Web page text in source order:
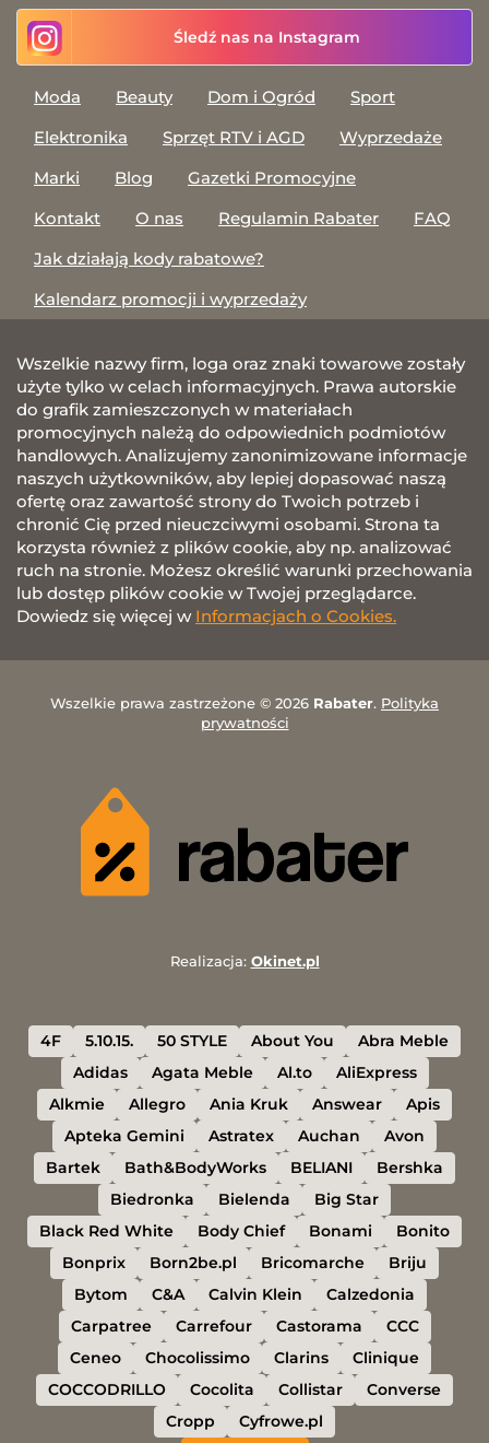
Śledź nas na Instagram
Moda Beauty Dom i Ogród
Sport
Elektronika
Sprzęt RTV i AGD
Wyprzedaże
Marki
Blog
Gazetki Promocyjne
Kontakt
O nas Regulamin Rabater
FAQ
Jak działają kody rabatowe?
Kalendarz promocji i wyprzedaży
Wszelkie nazwy firm, loga oraz znaki towarowe zostały
użyte tylko w celach informacyjnych. Prawa autorskie
do grafik zamieszczonych w materiałach
promocyjnych należą do odpowiednich podmiotów
handlowych. Analizujemy zanonimizowane informacje
naszych użytkowników, aby lepiej dopasować naszą
ofertę oraz zawartość strony do Twoich potrzeb i
chronić Cię przed nieuczciwymi osobami. Strona ta
korzysta również z plików cookie, aby np. analizować
ruch na stronie. Możesz określić warunki przechowania
lub dostęp plików cookie w Twojej przeglądarce.
Dowiedz się więcej w Informacjach o Cookies.
Wszelkie prawa zastrzeżone © 2026 Rabater. Polityka
prywatności
Realizacja: Okinet.pl
4F 5.10.15. 50 STYLE About You
Abra Meble
Adidas
Agata Meble Al.to
AliExpress
Alkmie
Allegro Ania Kruk Answear
Apis
Apteka Gemini
Astratex Auchan
Avon
Bartek
Bath&BodyWorks BELIANI
Bershka
Biedronka
Bielenda
Big Star
Black Red White
Body Chief Bonami
Bonito
Bonprix
Born2be.pl Bricomarche
Briju
Bytom
C&A Calvin Klein
Calzedonia
Carpatree
Carrefour Castorama
CCC
Ceneo
Chocolissimo Clarins
Clinique
COCCODRILLO
Cocolita Collistar
Converse
Cropp
Cyfrowe.pl